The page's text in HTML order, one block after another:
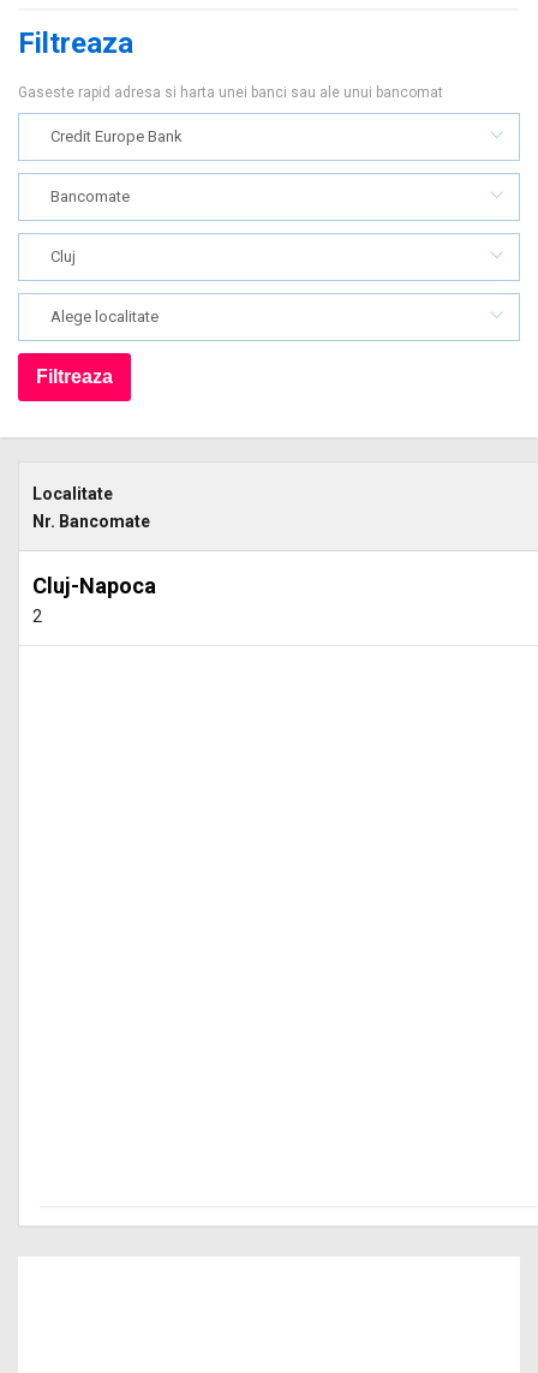
Filtreaza
Gaseste rapid adresa si harta unei banci sau ale unui bancomat
Credit Europe Bank
Bancomate
Cluj
Alege localitate
Localitate
Nr. Bancomate
Cluj-Napoca
2